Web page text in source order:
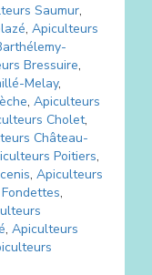
Saumur,
, Apiculteurs
Bressuire,
Melay,
, Apiculteurs
Cholet,
Château-
Poitiers,
, Apiculteurs
Fondettes,
, Apiculteurs